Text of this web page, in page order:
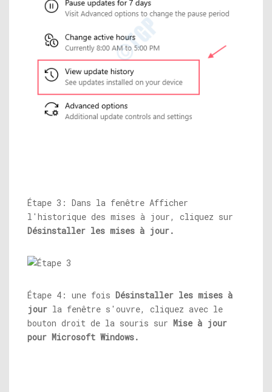
Étape 3: Dans la fenêtre Afficher
l'historique des mises à jour, cliquez sur
Désinstaller les mises à jour.
Étape 4: une fois Désinstaller les mises à
jour la fenêtre s'ouvre, cliquez avec le
bouton droit de la souris sur Mise à jour
pour Microsoft Windows.